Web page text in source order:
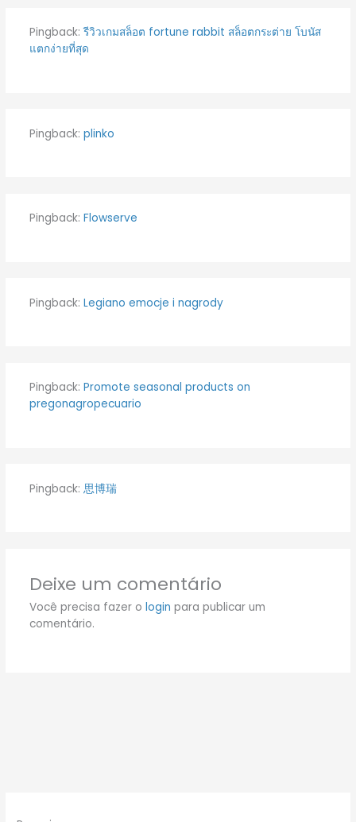
Pingback:รีวิวเกมสล็อต fortune rabbit สล็อตกระต่าย โบนัส
แตกง่ายที่สุด
Pingback: plinko
Pingback: Flowserve
Pingback: Legiano emocje i nagrody
Pingback: Promote seasonal products on
pregonagropecuario
Pingback: 思博瑞
Deixe um comentário
Você precisa fazer o login para publicar um
comentário.